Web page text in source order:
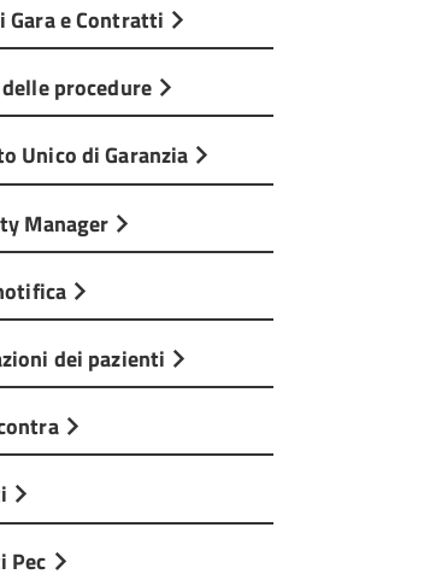
Gara e Contratti
procedure
Unico di Garanzia
Manager
dei pazienti
Pec